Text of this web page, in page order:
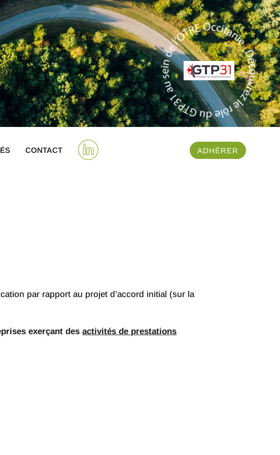
CONTACT ADHÉRER
par rapport au projet d’accord initial (sur la
exerçant desactivités de prestations